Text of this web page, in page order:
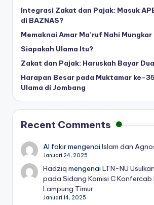
Integrasi Zakat dan Pajak: Masuk
di BAZNAS?
Memaknai Amar Ma’ruf Nahi Mungkar
Siapakah Ulama Itu?
Zakat dan Pajak: Haruskah Bayar
Harapan Besar pada Muktamar ke-
Ulama di Jombang
Recent Comments
Al fakirmengenaiIslam dan
Januari 24, 2025
Hadziq mengenaiLTN-NU
pada Sidang Komisi C Konfercab
Lampung Timur
Januari 14, 2025